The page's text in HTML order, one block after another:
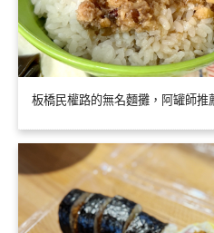
板橋民權路的無名麵攤，阿罐師推